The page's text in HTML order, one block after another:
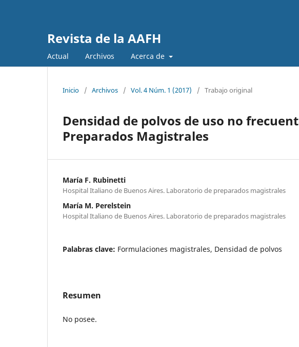
Revista de la AAFH
Actual Archivos Acerca de
Inicio / Archivos / Vol. 4 Núm. 1 (2017) / Trabajo original
Densidad de polvos de uso no
Preparados Magistrales
María F. Rubinetti
Hospital Italiano de Buenos Aires. Laboratorio de preparados magistrales
María M. Perelstein
Hospital Italiano de Buenos Aires. Laboratorio de preparados magistrales
Palabras clave: Formulaciones magistrales, Densidad de polvos
Resumen
No posee.